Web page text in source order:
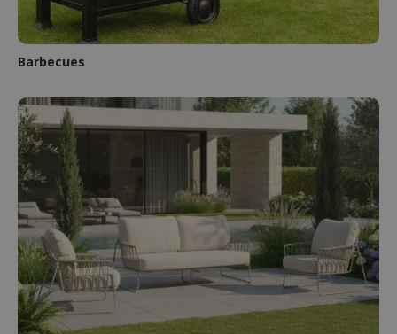
Barbecues